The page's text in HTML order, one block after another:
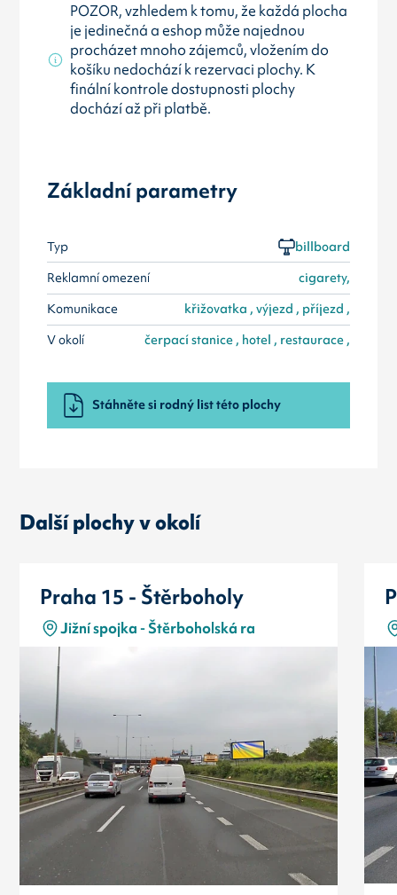
POZOR, vzhledem k tomu, že každá plocha
je jedinečná a eshop může najednou
procházet mnoho zájemců, vložením do
košíku nedochází k rezervaci plochy. K
finální kontrole dostupnosti plochy
dochází až při platbě.
Základní parametry
Typ
billboard
Reklamní omezení
cigarety,
Komunikace
křižovatka , výjezd , příjezd ,
V okolí
čerpací stanice , hotel , restaurace ,
Stáhněte si rodný list této plochy
Další plochy v okolí
Praha 15 - Štěrboholy
Jižní spojka - Štěrboholská ra